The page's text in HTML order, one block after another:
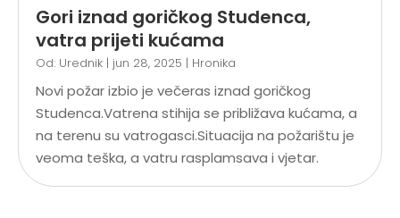
Gori iznad goričkog Studenca,
vatra prijeti kućama
Od: Urednik | jun 28, 2025 | Hronika
Novi požar izbio je večeras iznad goričkog
Studenca.Vatrena stihija se približava kućama, a
na terenu su vatrogasci.Situacija na požarištu je
veoma teška, a vatru rasplamsava i vjetar.